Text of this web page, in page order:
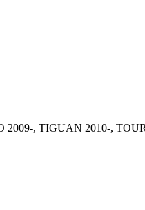
2009-, TIGUAN 2010-,